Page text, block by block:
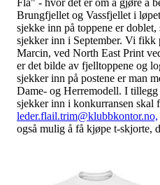
Flå" - hvor det er om å gjøre å
Brungfjellet og Vassfjellet i
sjekke inn på toppene er
sjekker inn i September. Vi fikk
Marcin, ved North East Print
er det bilde av fjelltoppene og
sjekker inn på postene er man
Dame- og Herremodell. I
sjekker inn i konkurransen skal
leder.flail.trim@klubbkontor.no,
også mulig å få kjøpe t-skjorte,